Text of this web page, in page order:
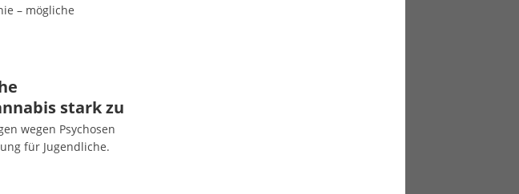
– mögliche
stark zu
wegen Psychosen
für Jugendliche.